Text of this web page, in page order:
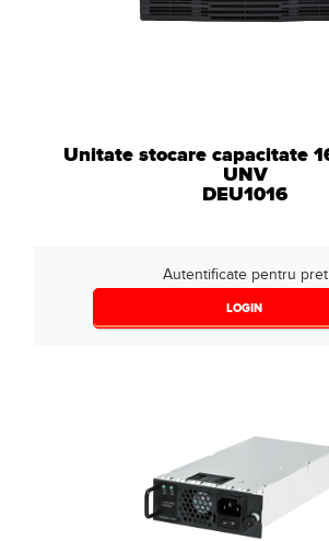
Unitate stocare capacitate
UNV
DEU1016
Autentificate pentru pret
LOGIN